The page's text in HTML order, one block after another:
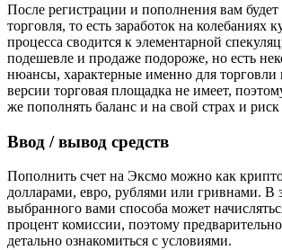
После регистрации и пополнения вам будет
торговля, то есть заработок на колебаниях
процесса сводится к элементарной
подешевле и продаже подороже, но есть
нюансы, характерные именно для
версии торговая площадка не имеет,
же пополнять баланс и на свой страх и риск
Ввод / вывод средств
Пополнить счет на Эксмо можно как
долларами, евро, рублями или гривнами. В
выбранного вами способа может
процент комиссии, поэтому предварительно
детально ознакомиться с условиями.